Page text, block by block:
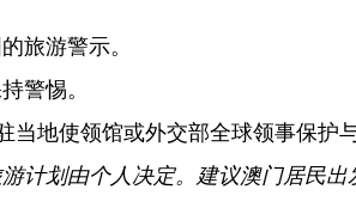
旅游警示。
警惕。
地使领馆或外交部全球领事保护
计划由个人决定。建议澳门居民